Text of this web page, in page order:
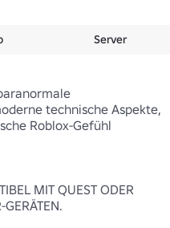
Server
technische Aspekte,
Roblox-Gefühl
MIT QUEST ODER